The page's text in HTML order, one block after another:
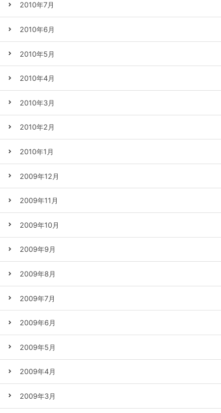
2010年7月
2010年6月
2010年5月
2010年4月
2010年3月
2010年2月
2010年1月
2009年12月
2009年11月
2009年10月
2009年9月
2009年8月
2009年7月
2009年6月
2009年5月
2009年4月
2009年3月